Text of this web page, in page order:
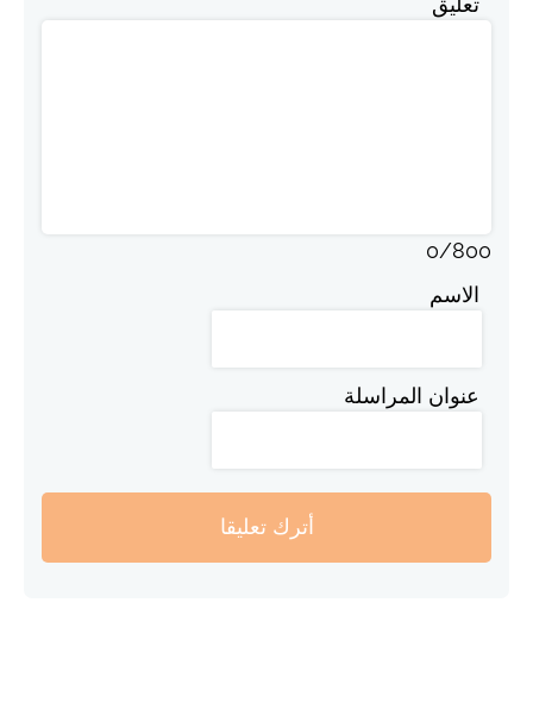
0/800
الاسم
عنوان المراسلة
أترك تعليقا